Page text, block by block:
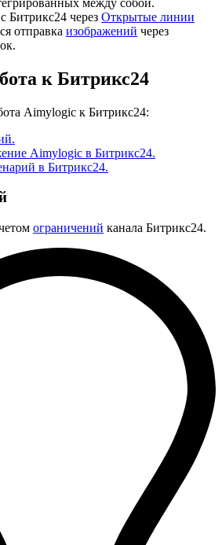
между собой.
Битрикс24 через Открытые линии
отправка изображений через
к Битрикс24
Aimylogic к Битрикс24:
Aimylogic в Битрикс24.
в Битрикс24.
ограничений канала Битрикс24.